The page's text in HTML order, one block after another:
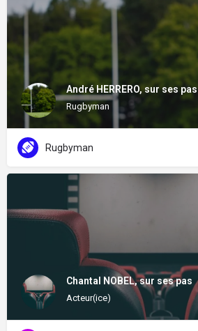
André HERRERO, sur ses pas
Rugbyman
Rugbyman
Chantal NOBEL, sur ses pas
Acteur(ice)